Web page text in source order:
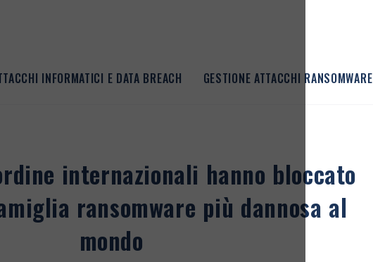
INFORMATICI E DATA BREACH GESTIONE ATTACCHI RANSOMWARE
internazionali hanno bloccato
ransomware più dannosa al
mondo